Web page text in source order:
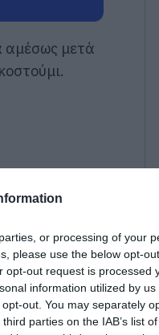
or processing of your
please use the below opt-
opt-out request is processed
information utilized by
out. You may separately
parties on the IAB’s list
αμέσως μετά